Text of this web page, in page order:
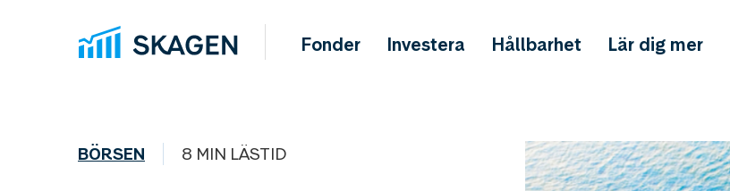
Fonder Investera Hållbarhet Lär dig mer
BÖRSEN 8 MIN LÄSTID